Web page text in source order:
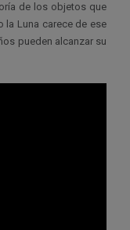
de los objetos que
la Luna carece de ese
pueden alcanzar su